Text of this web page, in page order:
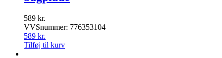
589 kr.
VVSnummer: 776353104
589 kr.
Tilføj til kurv